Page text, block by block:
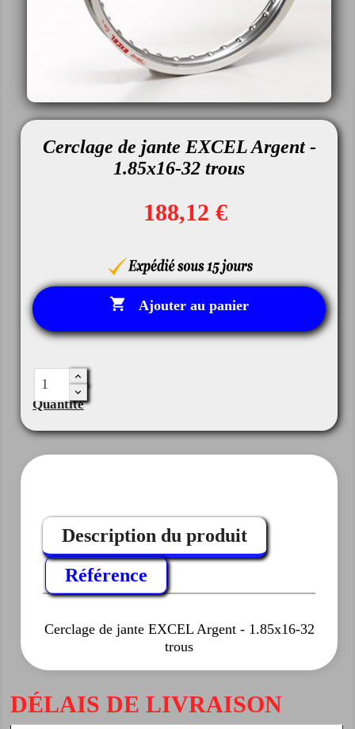
Cerclage de jante EXCEL Argent -
1.85x16-32 trous
188,12 €
 Ajouter au panier
Quantité
Description du produit
Référence
Cerclage de jante EXCEL Argent - 1.85x16-32
trous
DÉLAIS DE LIVRAISON